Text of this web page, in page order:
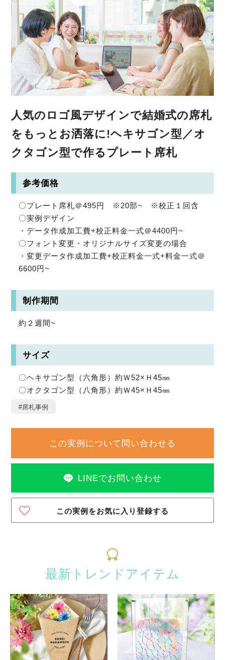
人気のロゴ風デザインで結婚式の席札
をもっとお洒落に!ヘキサゴン型／オ
クタゴン型で作るプレート席札
参考価格
〇プレート席札＠495円 ※20部~ ※校正１回含
〇実例デザイン
・データ作成加工費+校正料金一式＠4400円~
〇フォント変更・オリジナルサイズ変更の場合
・変更データ作成加工費+校正料金一式+料金一式＠
6600円~
制作期間
約２週間~
サイズ
〇ヘキサゴン型（六角形）約Ｗ52×Ｈ45㎜
〇オクタゴン型（八角形）約Ｗ45×Ｈ45㎜
#席札事例
この実例について問い合わせる
LINEでお問い合わせ
この実例をお気に入り登録する
最新トレンドアイテム